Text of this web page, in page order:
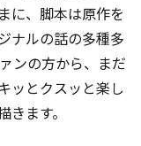
に、脚本は原作を
ナルの話の多種多
ンの方から、まだ
ッとクスッと楽し
ます。